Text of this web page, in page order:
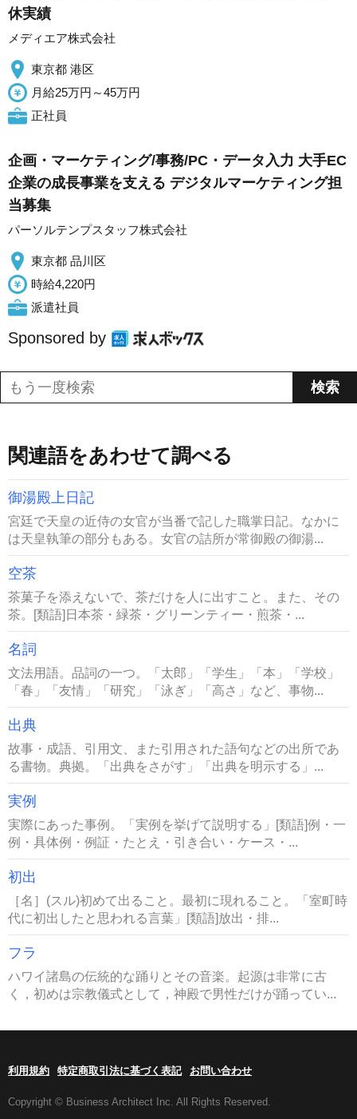
休実績
メディエア株式会社
東京都 港区
月給25万円～45万円
正社員
企画・マーケティング/事務/PC・データ入力 大手EC
企業の成長事業を支える デジタルマーケティング担
当募集
パーソルテンプスタッフ株式会社
東京都 品川区
時給4,220円
派遣社員
Sponsored by
関連語をあわせて調べる
御湯殿上日記
宮廷で天皇の近侍の女官が当番で記した職掌日記。なかに
は天皇執筆の部分もある。女官の詰所が常御殿の御湯...
空茶
茶菓子を添えないで、茶だけを人に出すこと。また、その
茶。[類語]日本茶・緑茶・グリーンティー・煎茶・...
名詞
文法用語。品詞の一つ。「太郎」「学生」「本」「学校」
「春」「友情」「研究」「泳ぎ」「高さ」など、事物...
出典
故事・成語、引用文、また引用された語句などの出所であ
る書物。典拠。「出典をさがす」「出典を明示する」...
実例
実際にあった事例。「実例を挙げて説明する」[類語]例・一
例・具体例・例証・たとえ・引き合い・ケース・...
初出
［名］(スル)初めて出ること。最初に現れること。「室町時
代に初出したと思われる言葉」[類語]放出・排...
フラ
ハワイ諸島の伝統的な踊りとその音楽。起源は非常に古
く，初めは宗教儀式として，神殿で男性だけが踊ってい...
利用規約 特定商取引法に基づく表記 お問い合わせ
Copyright © Business Architect Inc. All Rights Reserved.